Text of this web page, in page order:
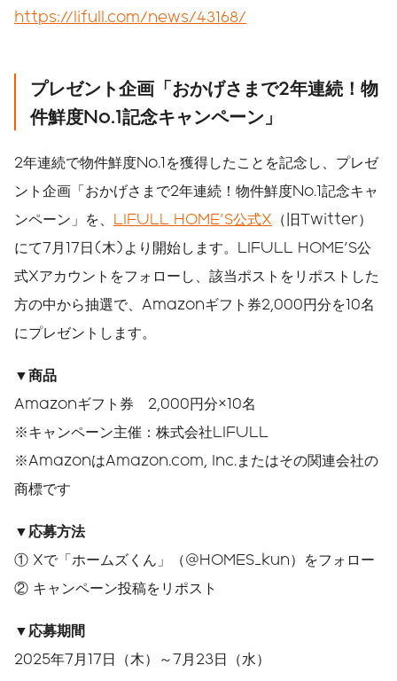
https://lifull.com/news/43168/
プレゼント企画「おかげさまで2年連続！物
件鮮度No.1記念キャンペーン」
2年連続で物件鮮度No.1を獲得したことを記念し、プレゼ
ント企画「おかげさまで2年連続！物件鮮度No.1記念キャ
ンペーン」を、 LIFULL HOME'S公式X （旧Twitter）
にて7月17日(木)より開始します。LIFULL HOME'S公
式Xアカウントをフォローし、該当ポストをリポストした
方の中から抽選で、Amazonギフト券2,000円分を10名
にプレゼントします。
▼商品
Amazonギフト券 2,000円分×10名
※キャンペーン主催：株式会社LIFULL
※AmazonはAmazon.com, Inc.またはその関連会社の
商標です
▼応募方法
① Xで「ホームズくん」（@HOMES_kun）をフォロー
② キャンペーン投稿をリポスト
▼応募期間
2025年7月17日（木）～7月23日（水）